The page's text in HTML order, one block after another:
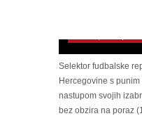
Šta je Sušić
Selektor fudbalske
Hercegovine s
nastupom svojih
bez obzira na poraz